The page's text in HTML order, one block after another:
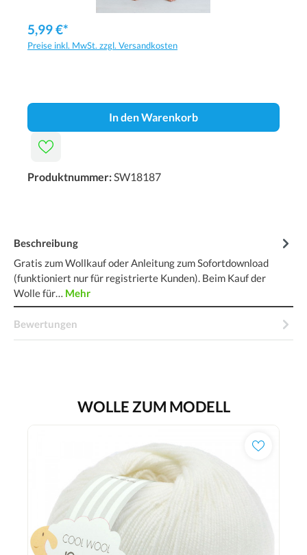
5,99 €*
Preise inkl. MwSt. zzgl. Versandkosten
In den Warenkorb
Produktnummer:SW18187
Beschreibung
Gratis zum Wollkauf oder Anleitung zum Sofortdownload
(funktioniert nur für registrierte Kunden). Beim Kauf der
Wolle für… Mehr
Bewertungen
WOLLE ZUM MODELL